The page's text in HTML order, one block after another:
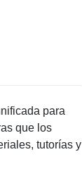
para
que los
tutorías y